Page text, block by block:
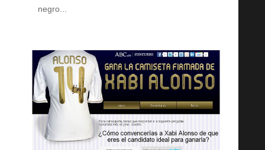
negro...